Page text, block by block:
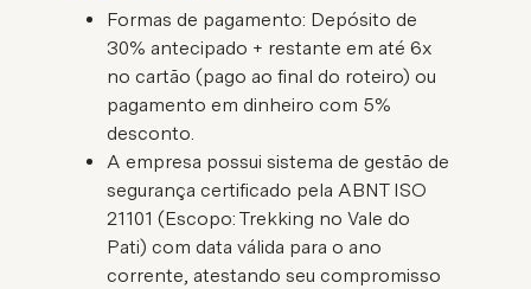
Formas de pagamento: Depósito de
30% antecipado + restante em até 6x
no cartão (pago ao final do roteiro) ou
pagamento em dinheiro com 5%
desconto.
A empresa possui sistema de gestão de
segurança certificado pela ABNT ISO
21101 (Escopo: Trekking no Vale do
Pati) com data válida para o ano
corrente, atestando seu compromisso